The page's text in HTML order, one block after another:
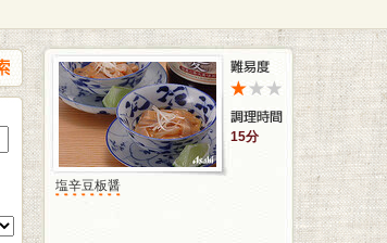
15分
塩辛豆板醤